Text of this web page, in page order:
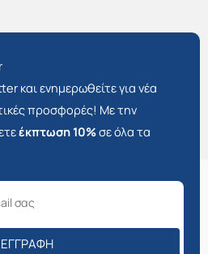
και ενημερωθείτε για νέα
προσφορές! Με την
έκπτωση 10%σε όλα τα
ΕΓΓΡΑΦΉ